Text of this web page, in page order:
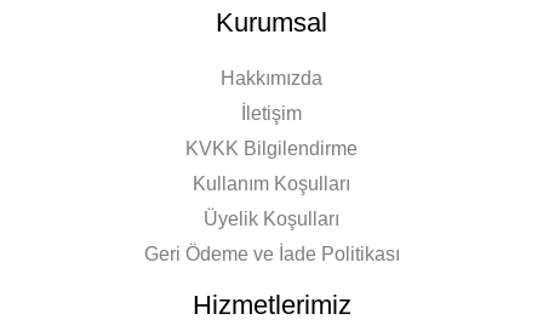
Kurumsal
Hakkımızda
İletişim
KVKK Bilgilendirme
Kullanım Koşulları
Üyelik Koşulları
Geri Ödeme ve İade Politikası
Hizmetlerimiz